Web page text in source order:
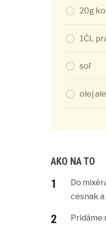
20g
1ČL
soľ
olej
AKO NA TO
Do
cesnak a
Pridáme